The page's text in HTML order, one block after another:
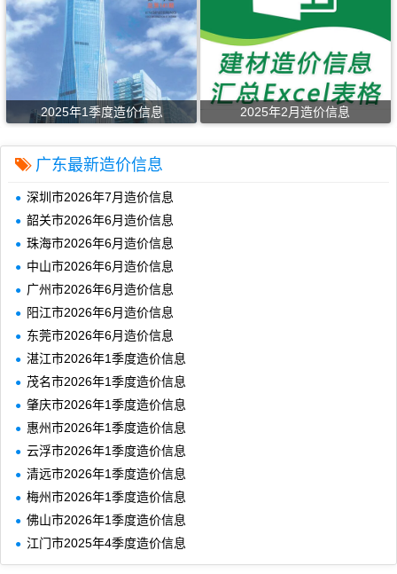
2025年1季度造价信息 2025年2月造价信息
广东最新造价信息
深圳市2026年7月造价信息
韶关市2026年6月造价信息
珠海市2026年6月造价信息
中山市2026年6月造价信息
广州市2026年6月造价信息
阳江市2026年6月造价信息
东莞市2026年6月造价信息
湛江市2026年1季度造价信息
茂名市2026年1季度造价信息
肇庆市2026年1季度造价信息
惠州市2026年1季度造价信息
云浮市2026年1季度造价信息
清远市2026年1季度造价信息
梅州市2026年1季度造价信息
佛山市2026年1季度造价信息
江门市2025年4季度造价信息